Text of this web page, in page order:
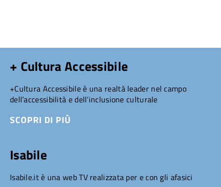
+ Cultura Accessibile
+Cultura Accessibile è una realtà leader nel campo
dell’accessibilità e dell’inclusione culturale
SCOPRI DI PIÙ
Isabile
Isabile.it è una web TV realizzata per e con gli afasici